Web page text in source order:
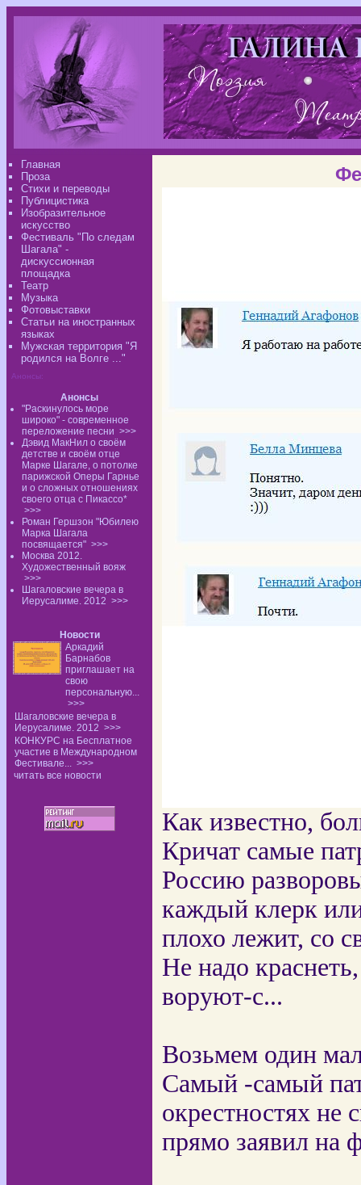
Главная
Проза
Стихи и переводы
Публицистика
Изобразительное
искусство
Фестиваль "По следам
Шагала" -
дискуссионная
площадка
Театр
Музыка
Фотовыставки
Статьи на иностранных
языках
Мужская территория "Я
родился на Волге ..."
Анонсы:
Анонсы
"Раскинулось море
широко" - современное
переложение песни >>>
Дэвид МакНил о своём
детстве и своём отце
Марке Шагале, о потолке
парижской Оперы Гарнье
и о сложных отношениях
своего отца с Пикассо*
>>>
Роман Гершзон "Юбилею
Марка Шагала
посвящается" >>>
Москва 2012.
Художественный вояж
>>>
Шагаловские вечера в
Иерусалиме. 2012 >>>
Новости
Аркадий
Барнабов
приглашает на
свою
персональную...
>>>
Шагаловские вечера в
Иерусалиме. 2012 >>>
КОНКУРС на Бесплатное
участие в Международном
Фестивале... >>>
читать все новости
Как известно,
Кричат самые
Россию
каждый клерк
плохо лежит, со
Не надо
воруют-с...
Возьмем один
Самый -самый
окрестностях не
прямо заявил на